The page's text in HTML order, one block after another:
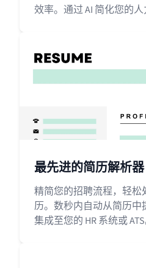
效率。通过 AI 简化您的人
最先进的简历解析器
精简您的招聘流程，轻松
历。数秒内自动从简历
集成至您的 HR 系统或 ATS